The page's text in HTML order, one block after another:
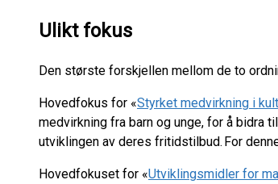
Ulikt fokus
Den største forskjellen mellom de to
Hovedfokus for «Styrket medvirkning i
medvirkning fra barn og unge, for å bidra
utviklingen av deres fritidstilbud. For
Hovedfokuset for «Utviklingsmidler for